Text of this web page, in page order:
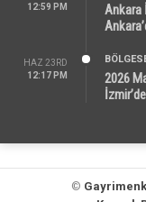
12:59 PM
Ankara
HAZ 23RD
12:17 PM
2026
©